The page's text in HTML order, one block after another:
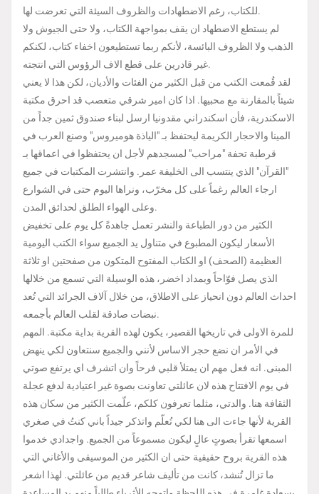
للكتاب، رغم الاضطهادات والظروف السيئة التي تعرضت لها.
لم يستطع الاضطهاد ان يقف بمواجهة الكتاب، ولا حتى الجيوش ولا
الذهب ولا الظروف البائسة، لأنكم ربما تستطيعون اخفاء كتاب، لكنكم
غير قادرين على قطع الاف الرؤوس التي انتجته.
لقد قُمعت الكتب من قبل الكثير من الفئات والأديان، لكن هذا لا يعني
شيئاً بالمقارنة مع محبيها. اذا كان امير شرقي متعصب قد احرق مكتبة
الاسكندرية، فأن اسكندراني مقدونيا ارسل لبناء صندوق ثمين جداً من
المينا والاحجار الكريمة ليحتفظ بـ "الياذة هوميروس" وصنع العرب في
قرطبة تحفة "مراحب" لمسجدهم لأجل ان يحتفظوا في اعماقها بـ
"القرآن" الذي ينتسب الى الخليفة عمر. وانتشرت المكتبات في جميع
ارجاء العالم رغماً على كل مخرّب، ونراها اليوم حتى في الشوارع
وعلى الهواء الطلق لحدائق المدن.
الكثير من دور الطباعة والنشر تعمل جاهدةً كل يوم على تخفيض
الأسعار ليكون المطبوع في متناول يد الجميع سواء الكتب اليومية
العظيمة (الصحف) او الكتاب المفتوح المتكون من صفحتين او ثلاثة
الذي يصل فوّاحاً وبمداد اخضر، هذه الوسيلة التي تسمع من خلالها
احداث العالم دون انحياز على الاطلاق، من خلال آلاف الجرائد التي تُعد
نبضات صادقة لقلب العالم بأجمعه.
للمرة الاولى في تاريخها القصير، يكون لهذه القرية بداية مكتبة. المهم
في الأمر ان نضع حجر الاساس لأنني والجميع سنتعاون لكي ينهض
المبنى. انه فعل مهم ان يمتلأ قلبي فرحاً وان اتشرف اي يرتفع صوتي
في يوم الافتتاح هذه لان عائلتي تعاونت بصوة غير اعتيادية لدفع عجلة
الثقافة هنا. والدتي، مثلما تعرفون كلكم، علّمت الكثير من سكان هذه
القرية لأنها جاءت الى هنا لكي تُعلّم واتذكر جيداً باني كنتُ في صغري
اسمعها تقرأ بصوتٍ عالٍ ليكون مسموعاً من الجميع. واجدادي خدموا
هذه القرية بروح حقيقية حتى ان الكثير من الموسيقى والأغاني التي
ما تزال تُنشد، كانت من تأليف شاعر قديم من عائلتي. لهذا اشعر